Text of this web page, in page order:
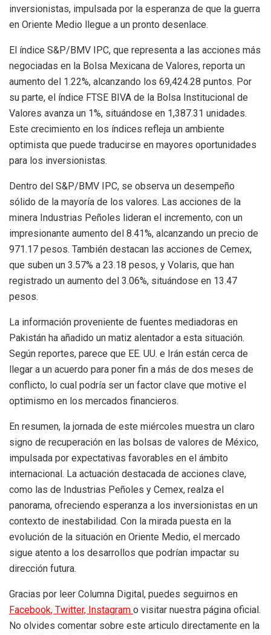
inversionistas, impulsada por la esperanza de que la guerra
en Oriente Medio llegue a un pronto desenlace.
El índice S&P/BMV IPC, que representa a las acciones más
negociadas en la Bolsa Mexicana de Valores, reporta un
aumento del 1.22%, alcanzando los 69,424.28 puntos. Por
su parte, el índice FTSE BIVA de la Bolsa Institucional de
Valores avanza un 1%, situándose en 1,387.31 unidades.
Este crecimiento en los índices refleja un ambiente
optimista que puede traducirse en mayores oportunidades
para los inversionistas.
Dentro del S&P/BMV IPC, se observa un desempeño
sólido de la mayoría de los valores. Las acciones de la
minera Industrias Peñoles lideran el incremento, con un
impresionante aumento del 8.41%, alcanzando un precio de
971.17 pesos. También destacan las acciones de Cemex,
que suben un 3.57% a 23.18 pesos, y Volaris, que han
registrado un aumento del 3.06%, situándose en 13.47
pesos.
La información proveniente de fuentes mediadoras en
Pakistán ha añadido un matiz alentador a esta situación.
Según reportes, parece que EE. UU. e Irán están cerca de
llegar a un acuerdo para poner fin a más de dos meses de
conflicto, lo cual podría ser un factor clave que motive el
optimismo en los mercados financieros.
En resumen, la jornada de este miércoles muestra un claro
signo de recuperación en las bolsas de valores de México,
impulsada por expectativas favorables en el ámbito
internacional. La actuación destacada de acciones clave,
como las de Industrias Peñoles y Cemex, realza el
panorama, ofreciendo esperanza a los inversionistas en un
contexto de inestabilidad. Con la mirada puesta en la
evolución de la situación en Oriente Medio, el mercado
sigue atento a los desarrollos que podrían impactar su
dirección futura.
Gracias por leer Columna Digital, puedes seguirnos en
Facebook, Twitter, Instagram o visitar nuestra página oficial.
No olvides comentar sobre este articulo directamente en la